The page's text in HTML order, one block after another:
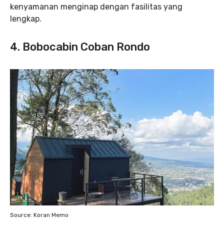
kenyamanan menginap dengan fasilitas yang
lengkap.
4. Bobocabin Coban Rondo
Source: Koran Memo